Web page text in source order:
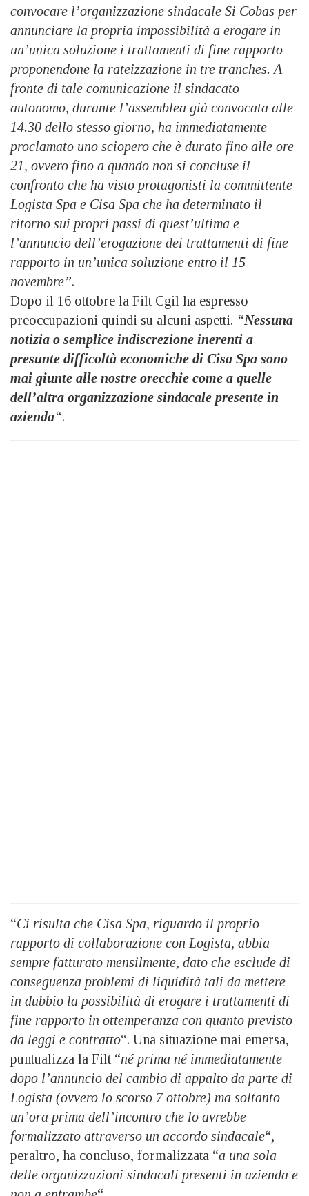
convocare l’organizzazione sindacale Si Cobas per
annunciare la propria impossibilità a erogare in
un’unica soluzione i trattamenti di fine rapporto
proponendone la rateizzazione in tre tranches. A
fronte di tale comunicazione il sindacato
autonomo, durante l’assemblea già convocata alle
14.30 dello stesso giorno, ha immediatamente
proclamato uno sciopero che è durato fino alle ore
21, ovvero fino a quando non si concluse il
confronto che ha visto protagonisti la committente
Logista Spa e Cisa Spa che ha determinato il
ritorno sui propri passi di quest’ultima e
l’annuncio dell’erogazione dei trattamenti di fine
rapporto in un’unica soluzione entro il 15
novembre”.
Dopo il 16 ottobre la Filt Cgil ha espresso
preoccupazioni quindi su alcuni aspetti. “Nessuna
notizia o semplice indiscrezione inerenti a
presunte difficoltà economiche di Cisa Spa sono
mai giunte alle nostre orecchie come a quelle
dell’altra organizzazione sindacale presente in
azienda“.
“Ci risulta che Cisa Spa, riguardo il proprio
rapporto di collaborazione con Logista, abbia
sempre fatturato mensilmente, dato che esclude di
conseguenza problemi di liquidità tali da mettere
in dubbio la possibilità di erogare i trattamenti di
fine rapporto in ottemperanza con quanto previsto
da leggi e contratto“. Una situazione mai emersa,
puntualizza la Filt “né prima né immediatamente
dopo l’annuncio del cambio di appalto da parte di
Logista (ovvero lo scorso 7 ottobre) ma soltanto
un’ora prima dell’incontro che lo avrebbe
formalizzato attraverso un accordo sindacale“,
peraltro, ha concluso, formalizzata “a una sola
delle organizzazioni sindacali presenti in azienda e